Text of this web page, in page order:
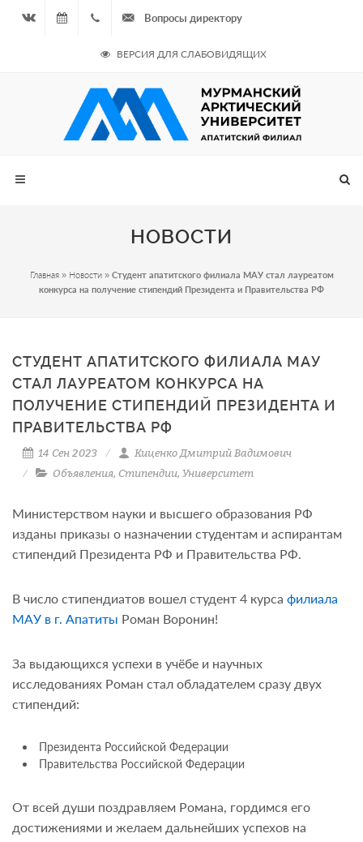
09.08.2026
- Чётная
неделя
964
687
Вопросы директору
ВЕРСИЯ ДЛЯ СЛАБОВИДЯЩИХ
НОВОСТИ
Главная» Новости» Студент апатитского филиала МАУ стал лауреатом
конкурса на получение стипендий Президента и Правительства РФ
СТУДЕНТ АПАТИТСКОГО ФИЛИАЛА МАУ
СТАЛ ЛАУРЕАТОМ КОНКУРСА НА
ПОЛУЧЕНИЕ СТИПЕНДИЙ ПРЕЗИДЕНТА И
ПРАВИТЕЛЬСТВА РФ
14 Сен 2023
Киценко Дмитрий Вадимович
Объявления, Стипендии, Университет
Министерством науки и высшего образования РФ
изданы приказы о назначении студентам и аспирантам
стипендий Президента РФ и Правительства РФ.
В число стипендиатов вошел студент 4 курса филиала
МАУ в г. Апатиты Роман Воронин!
За выдающихся успехи в учёбе и научных
исследованиях Роман стал обладателем сразу двух
стипендий:
Президента Российской Федерации
Правительства Российской Федерации
От всей души поздравляем Романа, гордимся его
достижениями и желаем дальнейших успехов на